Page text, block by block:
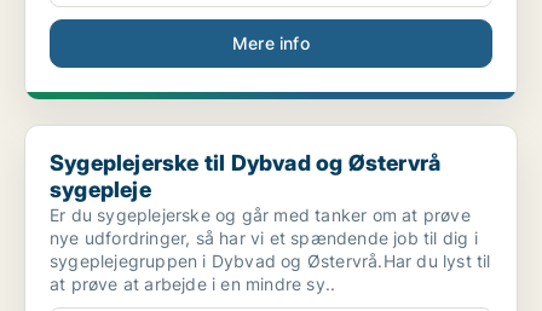
Mere info
Sygeplejerske til Dybvad og Østervrå sygepleje
Sygeplejerske til Dybvad og Østervrå
sygepleje
Er du sygeplejerske og går med tanker om at prøve
nye udfordringer, så har vi et spændende job til dig i
sygeplejegruppen i Dybvad og Østervrå.Har du lyst til
at prøve at arbejde i en mindre sy..